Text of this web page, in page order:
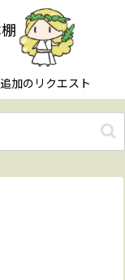
加のリクエスト